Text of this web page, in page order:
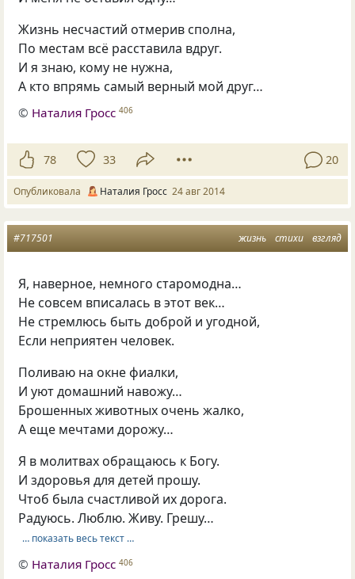
Жизнь несчастий отмерив сполна,
По местам всё расставила вдруг.
И я знаю, кому не нужна,
А кто впрямь самый верный мой друг…
© Наталия Гросс 406
78 33 20
Опубликовала Наталия Гросс 24 авг 2014
жизнь стихи взгляд
#717501
Я, наверное, немного старомодна…
Не совсем вписалась в этот век…
Не стремлюсь быть доброй и угодной,
Если неприятен человек.
Поливаю на окне фиалки,
И уют домашний навожу…
Брошенных животных очень жалко,
А еще мечтами дорожу…
Я в молитвах обращаюсь к Богу.
И здоровья для детей прошу.
Чтоб была счастливой их дорога.
Радуюсь. Люблю. Живу. Грешу…
… показать весь текст …
© Наталия Гросс 406